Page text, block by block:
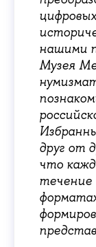
нашими
Музея
друг от
что
течение